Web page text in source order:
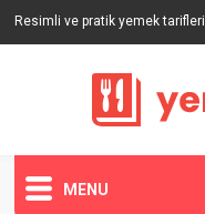
Resimli ve pratik yemek tarifleri
MENU